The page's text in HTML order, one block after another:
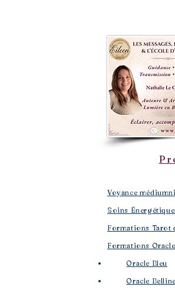
Voyance
Soins
Formations Tarot
Formations
Oracle Bleu
Oracle Belline